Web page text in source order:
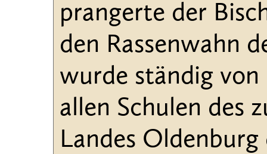
prangerte der
den Rassenwahn
wurde ständig von
allen Schulen des
Landes